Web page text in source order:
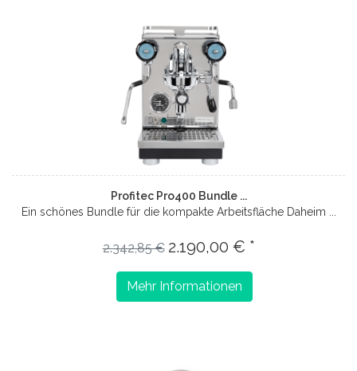
Profitec Pro400 Bundle ...
Ein schönes Bundle für die kompakte Arbeitsfläche Daheim ...
2.342,85 € 2.190,00 € *
Mehr Informationen